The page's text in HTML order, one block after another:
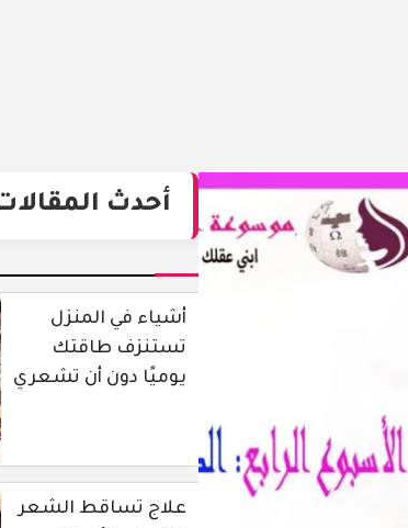
أحدث
أشياء في المنزل
تستنزف طاقتك
يوميًا دون أن تشعري
علاج تساقط الشعر